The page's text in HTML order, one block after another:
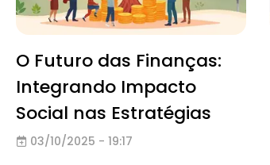
O Futuro das Finanças:
Integrando Impacto
Social nas Estratégias
03/10/2025 - 19:17